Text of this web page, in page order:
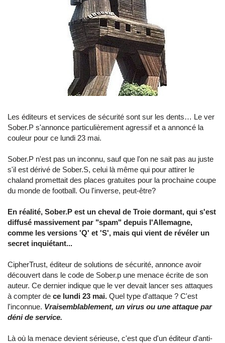
Les éditeurs et services de sécurité sont sur les dents… Le ver
Sober.P s'annonce particulièrement agressif et a annoncé la
couleur pour ce lundi 23 mai.
Sober.P n'est pas un inconnu, sauf que l'on ne sait pas au juste
s'il est dérivé de Sober.S, celui là même qui pour attirer le
chaland promettait des places gratuites pour la prochaine coupe
du monde de football. Ou l'inverse, peut-être?
En réalité, Sober.P est un cheval de Troie dormant, qui s'est
diffusé massivement par "spam" depuis l'Allemagne,
comme les versions 'Q' et 'S', mais qui vient de révéler un
secret inquiétant...
CipherTrust, éditeur de solutions de sécurité, annonce avoir
découvert dans le code de Sober.p une menace écrite de son
auteur. Ce dernier indique que le ver devait lancer ses attaques
à compter de ce lundi 23 mai. Quel type d'attaque ? C'est
l'inconnue. Vraisemblablement, un virus ou une attaque par
déni de service.
Là où la menace devient sérieuse, c'est que d'un éditeur d'anti-